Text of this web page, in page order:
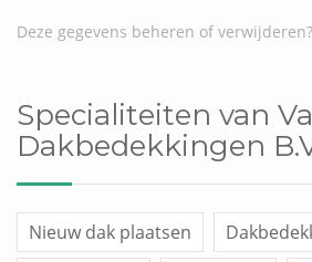
Deze gegevens beheren of verwijderen?
Specialiteiten van
Dakbedekkingen
Nieuw dak plaatsen